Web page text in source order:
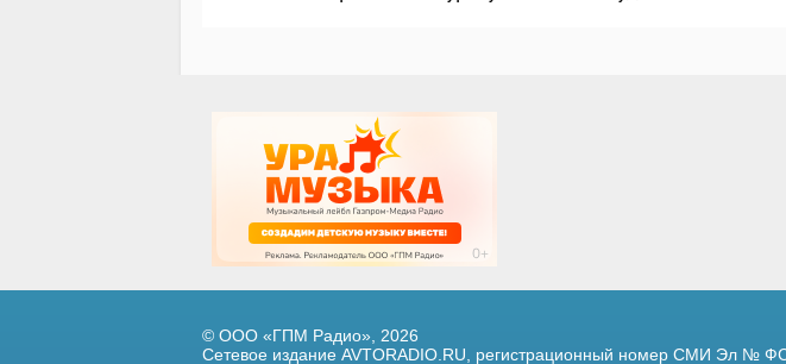
© ООО «ГПМ Радио», 2026
Сетевое издание AVTORADIO.RU, регистрационный номер СМИ Эл №